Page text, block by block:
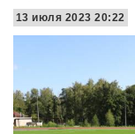
13 июля 2023 20:22